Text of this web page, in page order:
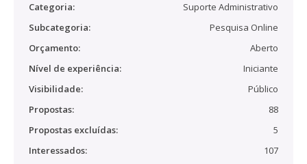
Categoria:
Suporte Administrativo
Subcategoria:
Pesquisa Online
Orçamento:
Aberto
Nível de experiência:
Iniciante
Visibilidade:
Público
Propostas:
88
Propostas excluídas:
5
Interessados:
107